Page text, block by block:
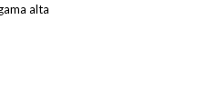
alta